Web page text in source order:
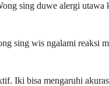
sing duwe alergi utawa
sing wis ngalami reaksi
Iki bisa mengaruhi